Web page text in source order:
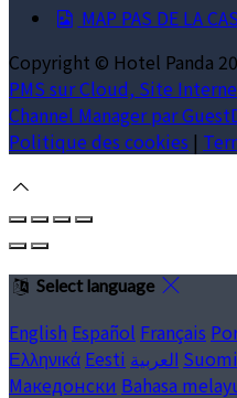
MAP PAS DE LA
Copyright © Hotel Panda
PMS sur Cloud, Site
Channel Manager par
Politique des cookies |
Select language
English Español Français
Ελληνικά Eesti العربية Suomi
Македонски Bahasa